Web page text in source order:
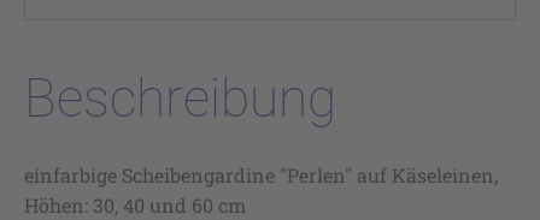
Beschreibung
einfarbige Scheibengardine "Perlen" auf Käseleinen,
Höhen: 30, 40 und 60 cm